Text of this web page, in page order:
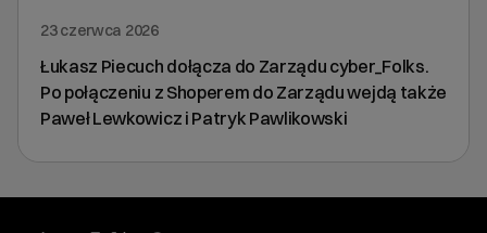
23 czerwca 2026
Łukasz Piecuch dołącza do Zarządu cyber_Folks.
Po połączeniu z Shoperem do Zarządu wejdą także
Paweł Lewkowicz i Patryk Pawlikowski